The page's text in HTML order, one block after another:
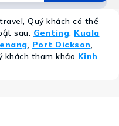
Quý khách có thể
sau: Genting, Kuala
, Port Dickson,...
khách tham khảo Kinh